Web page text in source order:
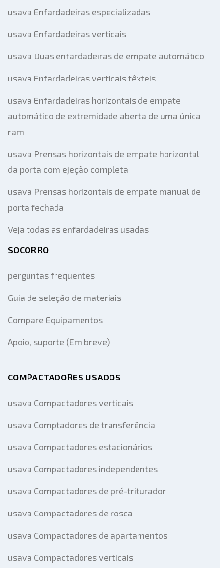
usava Enfardadeiras especializadas
usava Enfardadeiras verticais
usava Duas enfardadeiras de empate automático
usava Enfardadeiras verticais têxteis
usava Enfardadeiras horizontais de empate
automático de extremidade aberta de uma única
ram
usava Prensas horizontais de empate horizontal
da porta com ejeção completa
usava Prensas horizontais de empate manual de
porta fechada
Veja todas as enfardadeiras usadas
SOCORRO
perguntas frequentes
Guia de seleção de materiais
Compare Equipamentos
Apoio, suporte (Em breve)
COMPACTADORES USADOS
usava Compactadores verticais
usava Comptadores de transferência
usava Compactadores estacionários
usava Compactadores independentes
usava Compactadores de pré-triturador
usava Compactadores de rosca
usava Compactadores de apartamentos
usava Compactadores verticais